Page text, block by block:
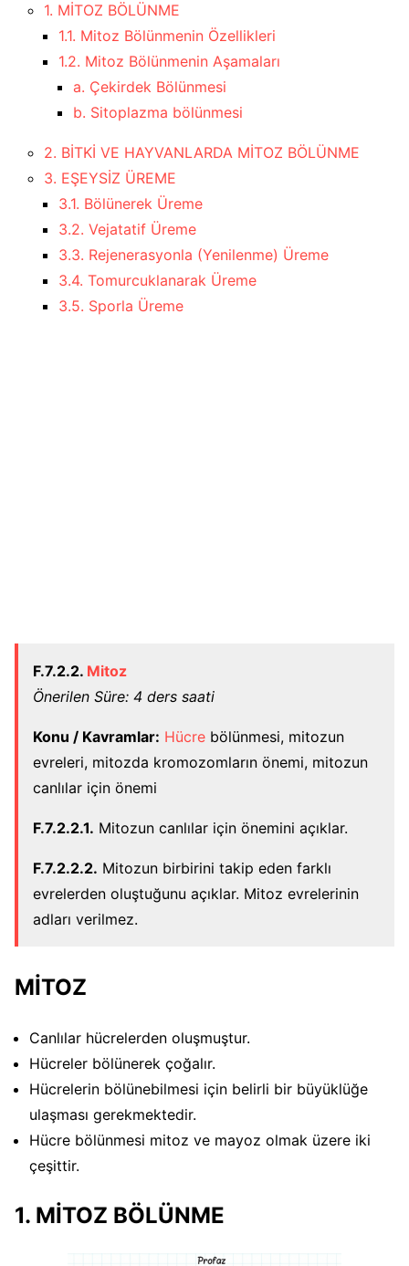
1. MİTOZ BÖLÜNME
1.1. Mitoz Bölünmenin Özellikleri
1.2. Mitoz Bölünmenin Aşamaları
a. Çekirdek Bölünmesi
b. Sitoplazma bölünmesi
2. BİTKİ VE HAYVANLARDA MİTOZ BÖLÜNME
3. EŞEYSİZ ÜREME
3.1. Bölünerek Üreme
3.2. Vejatatif Üreme
3.3. Rejenerasyonla (Yenilenme) Üreme
3.4. Tomurcuklanarak Üreme
3.5. Sporla Üreme
F.7.2.2. Mitoz
Önerilen Süre: 4 ders saati
Konu / Kavramlar: Hücre bölünmesi, mitozun
evreleri, mitozda kromozomların önemi, mitozun
canlılar için önemi
F.7.2.2.1. Mitozun canlılar için önemini açıklar.
F.7.2.2.2. Mitozun birbirini takip eden farklı
evrelerden oluştuğunu açıklar. Mitoz evrelerinin
adları verilmez.
MİTOZ
Canlılar hücrelerden oluşmuştur.
Hücreler bölünerek çoğalır.
Hücrelerin bölünebilmesi için belirli bir büyüklüğe
ulaşması gerekmektedir.
Hücre bölünmesi mitoz ve mayoz olmak üzere iki
çeşittir.
1. MİTOZ BÖLÜNME